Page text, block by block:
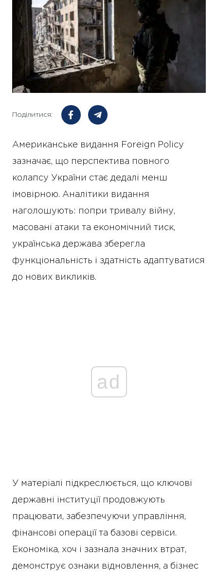
Поділитися:
Американське видання Foreign Policy
зазначає, що перспектива повного
колапсу України стає дедалі менш
імовірною. Аналітики видання
наголошують: попри тривалу війну,
масовані атаки та економічний тиск,
українська держава зберегла
функціональність і здатність адаптуватися
до нових викликів.
ad
У матеріалі підкреслюється, що ключові
державні інституції продовжують
працювати, забезпечуючи управління,
фінансові операції та базові сервіси.
Економіка, хоч і зазнала значних втрат,
демонструє ознаки відновлення, а бізнес